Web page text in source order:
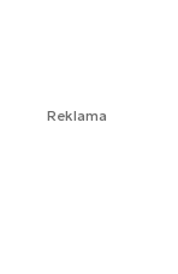
Reklama